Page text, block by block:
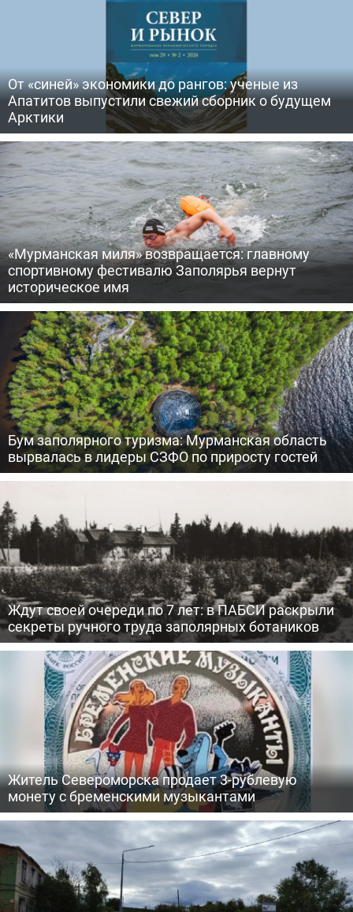
От «синей» экономики до рангов: ученые из
Апатитов выпустили свежий сборник о будущем
Арктики
«Мурманская миля» возвращается: главному
спортивному фестивалю Заполярья вернут
историческое имя
Бум заполярного туризма: Мурманская область
вырвалась в лидеры СЗФО по приросту гостей
Ждут своей очереди по 7 лет: в ПАБСИ раскрыли
секреты ручного труда заполярных ботаников
Житель Североморска продает 3-рублевую
монету с бременскими музыкантами